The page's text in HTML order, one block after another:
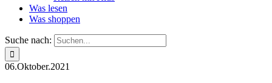
Was lesen
Was shoppen
Suche nach:
06.Oktober.2021